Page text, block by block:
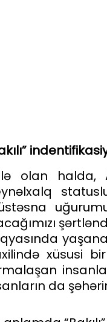
olan halda,
xüsusi
da